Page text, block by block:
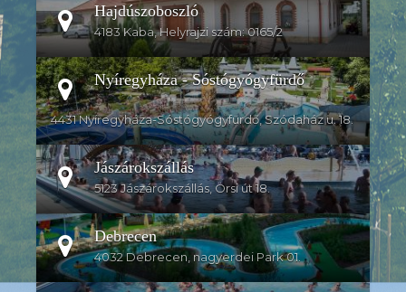
Hajdúszoboszló
4183 Kaba, Helyrajzi szám: 0165/2
Nyíregyháza - Sóstógyógyfürdő
4431 Nyíregyháza-Sóstógyógyfürdő, Szódaház u. 18.
Jászárokszállás
5123 Jászárokszállás, Örsi út 18.
Debrecen
4032 Debrecen, nagyerdei Park 01.